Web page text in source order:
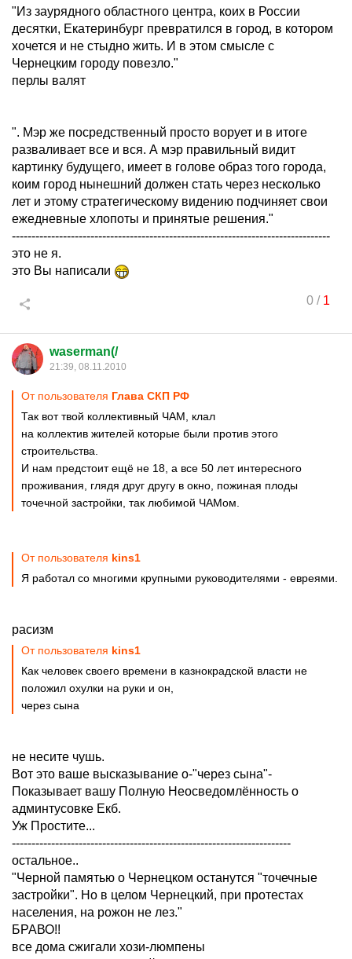
"Из заурядного областного центра, коих в России
десятки, Екатеринбург превратился в город, в котором
хочется и не стыдно жить. И в этом смысле с
Чернецким городу повезло."
перлы валят
". Мэр же посредственный просто ворует и в итоге
разваливает все и вся. А мэр правильный видит
картинку будущего, имеет в голове образ того города,
коим город нынешний должен стать через несколько
лет и этому стратегическому видению подчиняет свои
ежедневные хлопоты и принятые решения."
---------------------------------------------------------------------------------
это не я.
это Вы написали
0/ 1
waserman(/
21:39, 08.11.2010
От пользователя Глава СКП РФ
Так вот твой коллективный ЧАМ, клал
на коллектив жителей которые были против этого
строительства.
И нам предстоит ещё не 18, а все 50 лет интересного
проживания, глядя друг другу в окно, пожиная плоды
точечной застройки, так любимой ЧАМом.
От пользователя kins1
Я работал со многими крупными руководителями - евреями.
расизм
От пользователя kins1
Как человек своего времени в казнокрадской власти не
положил охулки на руки и он,
через сына
не несите чушь.
Вот это ваше высказывание о-"через сына"-
Показывает вашу Полную Неосведомлённость о
админтусовке Екб.
Уж Простите...
-----------------------------------------------------------------------
остальное..
"Черной памятью о Чернецком останутся "точечные
застройки". Но в целом Чернецкий, при протестах
населения, на рожон не лез."
БРАВО!!
все дома сжигали хози-люмпены